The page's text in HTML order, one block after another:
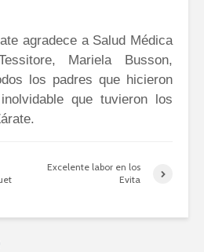
agradece a Salud Médica
Mariela Busson,
los padres que hicieron
que tuvieron los
Excelente labor en los
Evita